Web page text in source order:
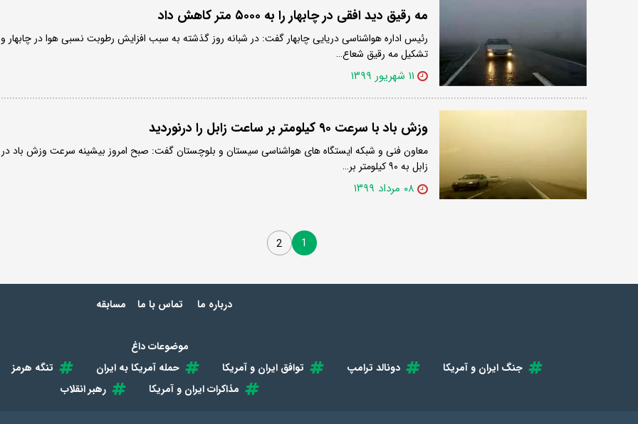
مه رقیق دید افقی در چابهار را به ۵۰۰۰ متر کاهش داد
رئیس اداره هواشناسی دریایی چابهار گفت: در شبانه روز گذشته به سبب افزایش رطوبت نسبی هوا در چابهار و
تشکیل مه رقیق شعاع…
۱۱ شهریور ۱۳۹۹
وزش باد با سرعت ۹۰ کیلومتر بر ساعت زابل را درنوردید
معاون فنی و شبکه ایستگاه های هواشناسی سیستان و بلوچستان گفت: صبح امروز بیشینه سرعت وزش باد در
زابل به ۹۰ کیلومتر بر…
۰۸ مرداد ۱۳۹۹
1
2
درباره ما تماس با ما مسابقه
موضوعات داغ
جنگ ایران و آمریکا
دونالد ترامپ توافق ایران و آمریکا حمله آمریکا به ایران
تنگه هرمز
مذاکرات ایران و آمریکا
رهبر انقلاب